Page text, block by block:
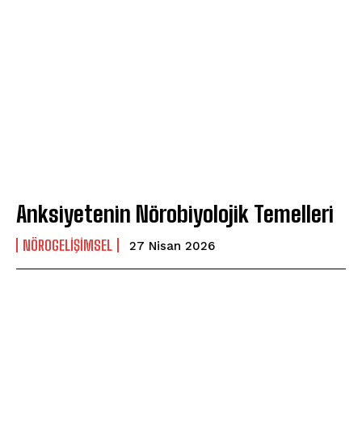
Anksiyetenin Nörobiyolojik Temelleri
NÖROGELIŞIMSEL 27 Nisan 2026